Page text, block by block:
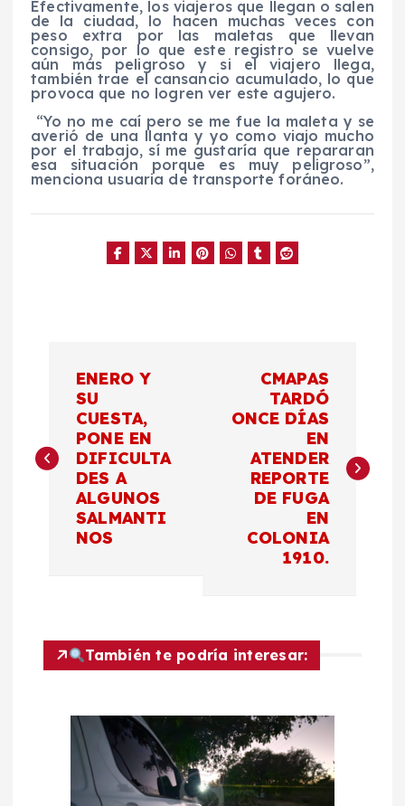
Efectivamente, los viajeros que llegan o salen
de la ciudad, lo hacen muchas veces con
peso extra por las maletas que llevan
consigo, por lo que este registro se vuelve
aún más peligroso y si el viajero llega,
también trae el cansancio acumulado, lo que
provoca que no logren ver este agujero.
“Yo no me caí pero se me fue la maleta y se
averió de una llanta y yo como viajo mucho
por el trabajo, sí me gustaría que repararan
esa situación porque es muy peligroso”,
menciona usuaria de transporte foráneo.
v
c
ENERO Y
SU
CUESTA,
PONE EN
DIFICULTA
DES A
ALGUNOS
SALMANTI
NOS
CMAPAS
TARDÓ
ONCE DÍAS
EN
ATENDER
REPORTE
DE FUGA
EN
COLONIA
1910.
También te podría interesar: